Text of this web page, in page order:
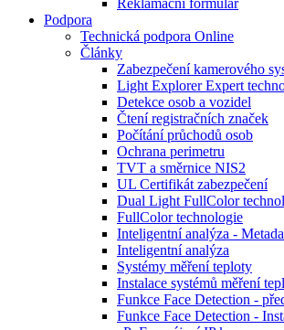
Reklamační formulář
Podpora
Technická podpora Online
Články
Zabezpečení kamerového
Light Explorer Expert
Detekce osob a vozidel
Čtení registračních značek
Počítání průchodů osob
Ochrana perimetru
TVT a směrnice NIS2
UL Certifikát zabezpečení
Dual Light FullColor
FullColor technologie
Inteligentní analýza -
Inteligentní analýza
Systémy měření teploty
Instalace systémů měření
Funkce Face Detection -
Funkce Face Detection -